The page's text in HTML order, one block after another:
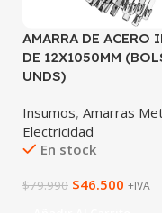
AMARRA DE ACERO
DE 12X1050MM
UNDS)
Insumos, Amarras
Electricidad
En stock
$79.990 $46.500 +IVA